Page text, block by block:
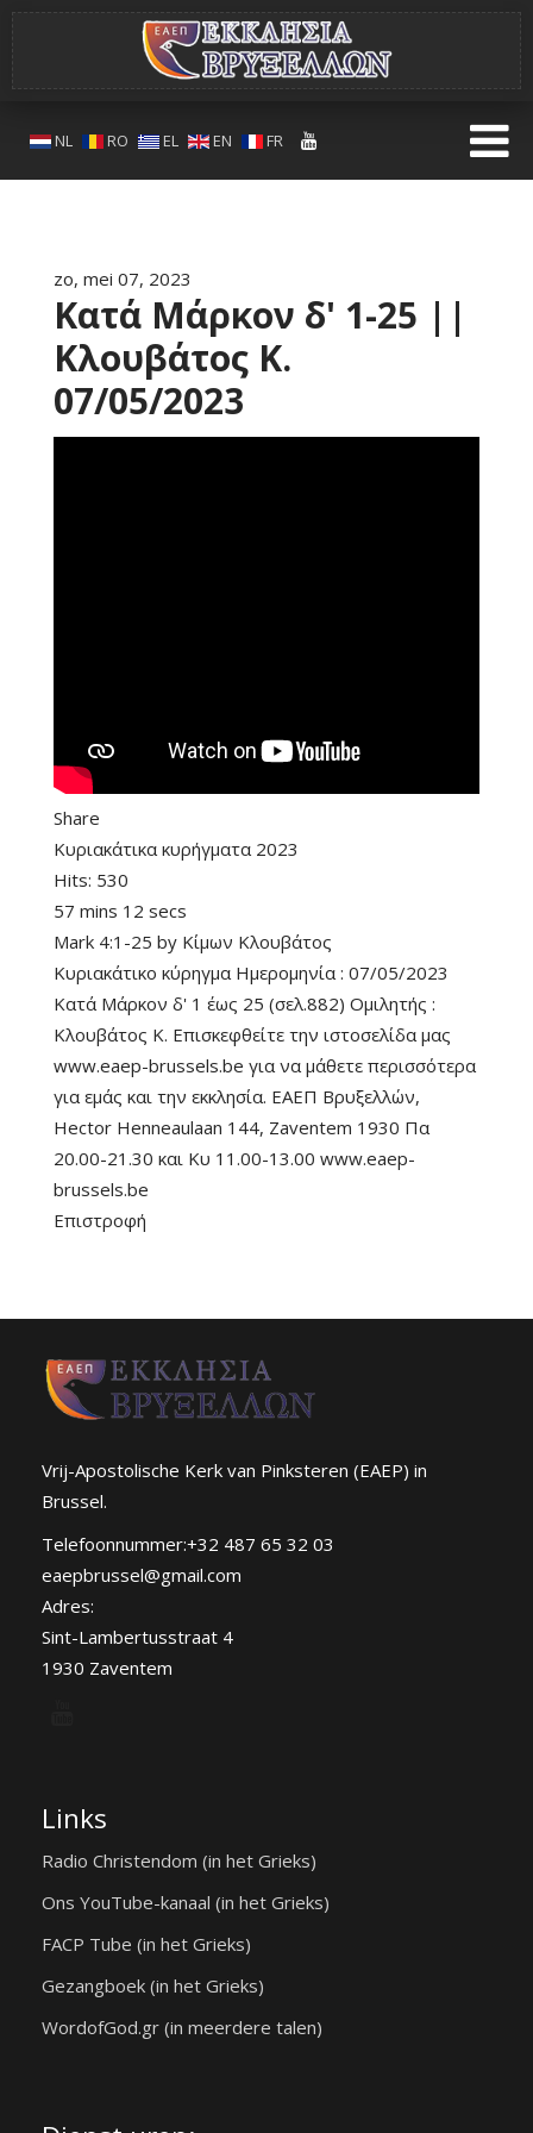
NL RO EL EN FR
zo, mei 07, 2023
Κατά Μάρκον δ' 1-25 ||
Κλουβάτος K.
07/05/2023
Share
Κυριακάτικα κυρήγματα 2023
Hits: 530
57 mins 12 secs
Mark 4:1-25 by Κίμων Κλουβάτος
Κυριακάτικο κύρηγμα Ημερομηνία : 07/05/2023
Κατά Μάρκον δ' 1 έως 25 (σελ.882) Ομιλητής :
Κλουβάτος Κ. Επισκεφθείτε την ιστοσελίδα μας
www.eaep-brussels.be για να μάθετε περισσότερα
για εμάς και την εκκλησία. ΕΑΕΠ Βρυξελλών,
Hector Henneaulaan 144, Zaventem 1930 Πα
20.00-21.30 και Κυ 11.00-13.00 www.eaep-
brussels.be
Επιστροφή
Vrij-Apostolische Kerk van Pinksteren (EAEP) in
Brussel.
Telefoonnummer:+32 487 65 32 03
eaepbrussel@gmail.com
Adres:
Sint-Lambertusstraat 4
1930 Zaventem
Links
Radio Christendom (in het Grieks)
Ons YouTube-kanaal (in het Grieks)
FACP Tube (in het Grieks)
Gezangboek (in het Grieks)
WordofGod.gr (in meerdere talen)